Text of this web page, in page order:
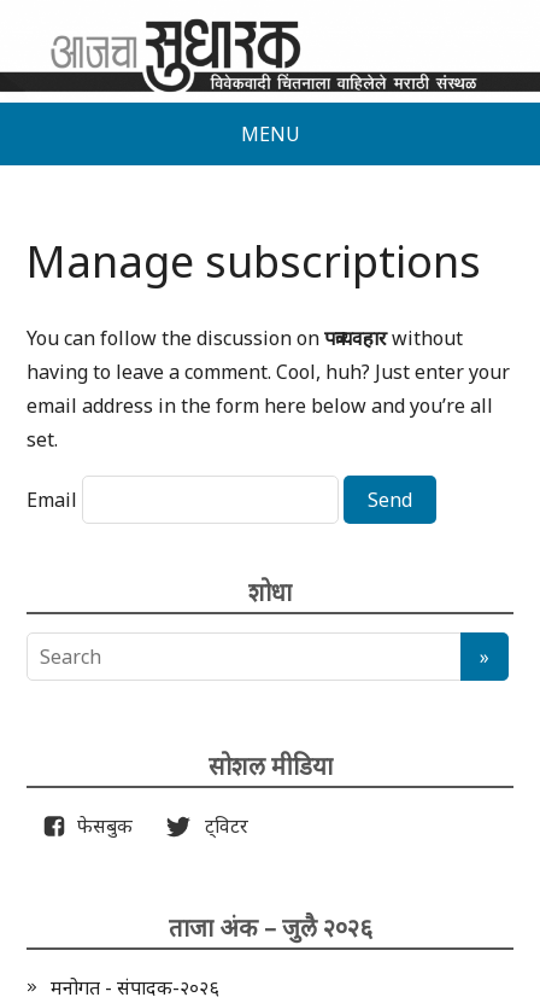
MENU
Manage subscriptions
You can follow the discussion onपत्रव्यवहारwithout
having to leave a comment. Cool, huh? Just enter your
email address in the form here below and you’re all
set.
Email
शोधा
सोशल मीडिया
फेसबुक ट्विटर
ताजा अंक – जुलै २०२६
मनोगत - संपादक-२०२६